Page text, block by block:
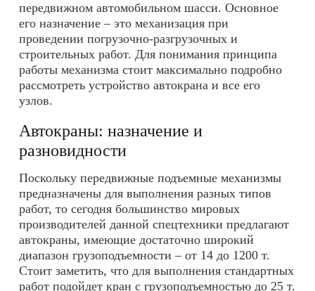
передвижном автомобильном шасси. Основное
его назначение – это механизация при
проведении погрузочно-разгрузочных и
строительных работ. Для понимания принципа
работы механизма стоит максимально подробно
рассмотреть устройство автокрана и все его
узлов.
Автокраны: назначение и
разновидности
Поскольку передвижные подъемные механизмы
предназначены для выполнения разных типов
работ, то сегодня большинство мировых
производителей данной спецтехники предлагают
автокраны, имеющие достаточно широкий
диапазон грузоподъемности – от 14 до 1200 т.
Стоит заметить, что для выполнения стандартных
работ подойдет кран с грузоподъемностью до 25 т.